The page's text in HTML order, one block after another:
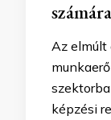
számára
Az
képzési